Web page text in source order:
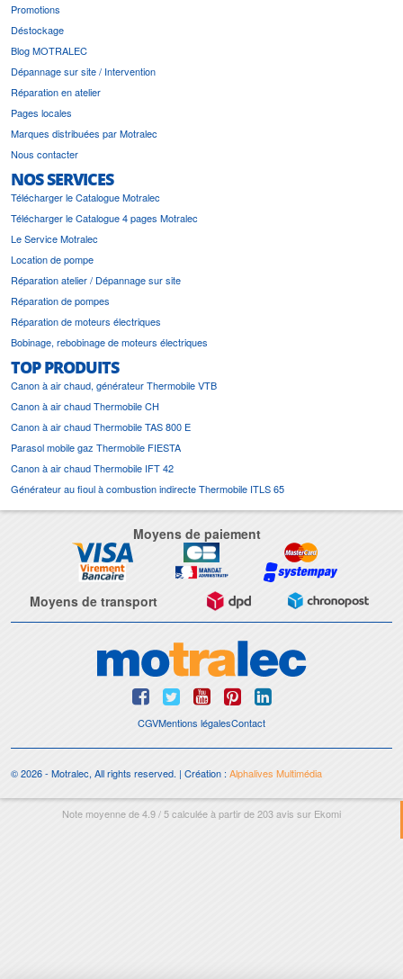
Promotions
Déstockage
Blog MOTRALEC
Dépannage sur site / Intervention
Réparation en atelier
Pages locales
Marques distribuées par Motralec
Nous contacter
NOS SERVICES
Télécharger le Catalogue Motralec
Télécharger le Catalogue 4 pages Motralec
Le Service Motralec
Location de pompe
Réparation atelier / Dépannage sur site
Réparation de pompes
Réparation de moteurs électriques
Bobinage, rebobinage de moteurs électriques
TOP PRODUITS
Canon à air chaud, générateur Thermobile VTB
Canon à air chaud Thermobile CH
Canon à air chaud Thermobile TAS 800 E
Parasol mobile gaz Thermobile FIESTA
Canon à air chaud Thermobile IFT 42
Générateur au fioul à combustion indirecte Thermobile ITLS 65
Moyens de paiement
Moyens de transport
CGVMentions légalesContact
© 2026 - Motralec, All rights reserved. | Création : Alphalives Multimédia
Note moyenne de4.9/5calculée à partir de203avis sur Ekomi